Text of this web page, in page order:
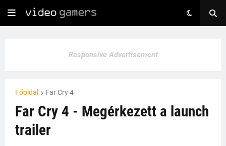
Responsive Advertisement
Főoldal Far Cry 4
Far Cry 4 - Megérkezett a launch
trailer